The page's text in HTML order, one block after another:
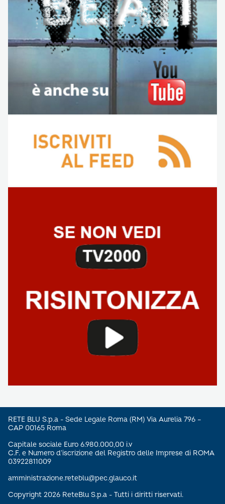
RETE BLU S.p.a - Sede Legale Roma (RM) Via Aurelia 796 –
CAP 00165 Roma
Capitale sociale Euro 6.980.000,00 i.v
C.F. e Numero d’iscrizione del Registro delle Imprese di ROMA
03922811009
amministrazione.reteblu@pec.glauco.it
Copyright 2026 ReteBlu S.p.a - Tutti i diritti riservati.